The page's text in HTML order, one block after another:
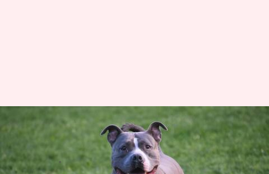
హర్యానా: యువకుడి పురుషాంగాన్ని
కొరికేసిన పిట్‌బుల్ కుక్క
వ్రాసిన వారు Stalin Apr 14, 2023 04:39 pm